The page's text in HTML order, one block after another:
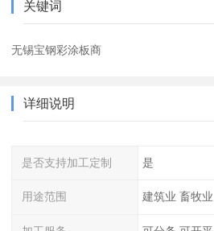
关键词
无锡宝钢彩涂板商
详细说明
是否支持加工定制 是
用途范围 建筑业 畜牧业